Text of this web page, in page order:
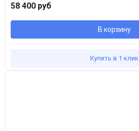
58 400 руб
В корзину
Купить в 1 клик